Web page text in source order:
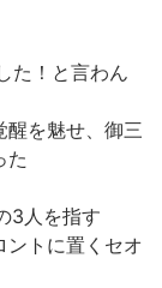
た！と言わん
醒を魅せ、御三
た
3人を指す
ントに置くセオ